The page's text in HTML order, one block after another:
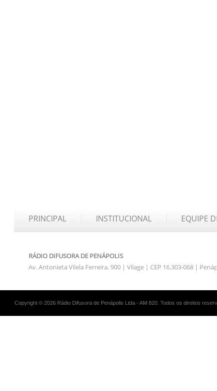
PRINCIPAL INSTITUCIONAL EQUIPE
RÁDIO DIFUSORA DE PENÁPOLIS
Av. Antonieta Vilela Ferreira, 900 | Vilage | CEP 16.303-068 |
Copyright © 2026 Rádio Difusora de Penápolis Ltda - AM 820. Todos os direitos